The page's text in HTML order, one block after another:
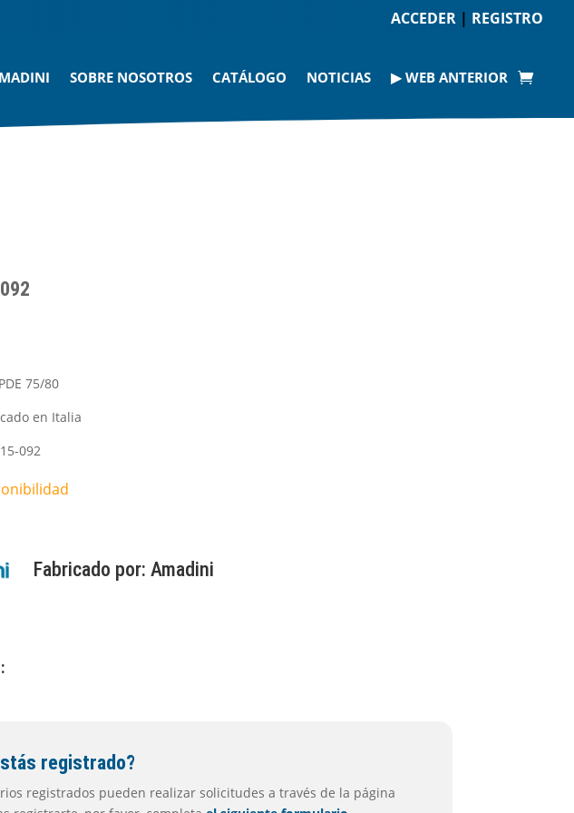
ACCEDER | REGISTRO
SOBRE NOSOTROS CATÁLOGO NOTICIAS ▶ WEB ANTERIOR
75/80
en Italia
092
Fabricado por:Amadini
registrado?
registrados pueden realizar solicitudes a través de la página